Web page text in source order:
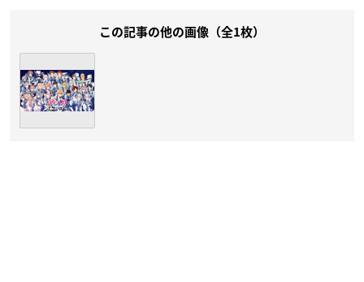
この記事の他の画像（全1枚）